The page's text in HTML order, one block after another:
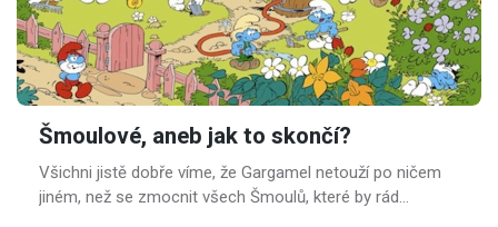
Šmoulové, aneb jak to skončí?
Všichni jistě dobře víme, že Gargamel netouží po ničem
jiném, než se zmocnit všech Šmoulů, které by rád